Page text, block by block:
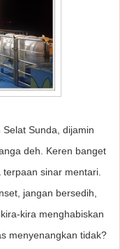
Sunda, dijamin
deh. Keren banget
sinar mentari.
jangan bersedih,
kira menghabiskan
menyenangkan tidak?